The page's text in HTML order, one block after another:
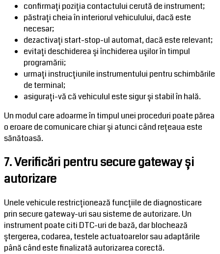
confirmați poziția contactului cerută de instrument;
păstrați cheia în interiorul vehiculului, dacă este
necesar;
dezactivați start-stop-ul automat, dacă este relevant;
evitați deschiderea și închiderea ușilor în timpul
programării;
urmați instrucțiunile instrumentului pentru schimbările
de terminal;
asigurați-vă că vehiculul este sigur și stabil în hală.
Un modul care adoarme în timpul unei proceduri poate părea
o eroare de comunicare chiar și atunci când rețeaua este
sănătoasă.
7. Verificări pentru secure gateway și
autorizare
Unele vehicule restricționează funcțiile de diagnosticare
prin secure gateway-uri sau sisteme de autorizare. Un
instrument poate citi DTC-uri de bază, dar blochează
ștergerea, codarea, testele actuatoarelor sau adaptările
până când este finalizată autorizarea corectă.